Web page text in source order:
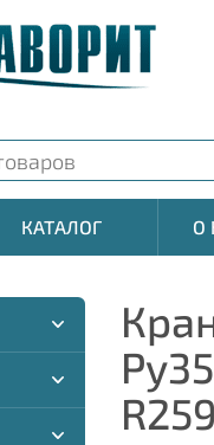
КАТАЛОГ О